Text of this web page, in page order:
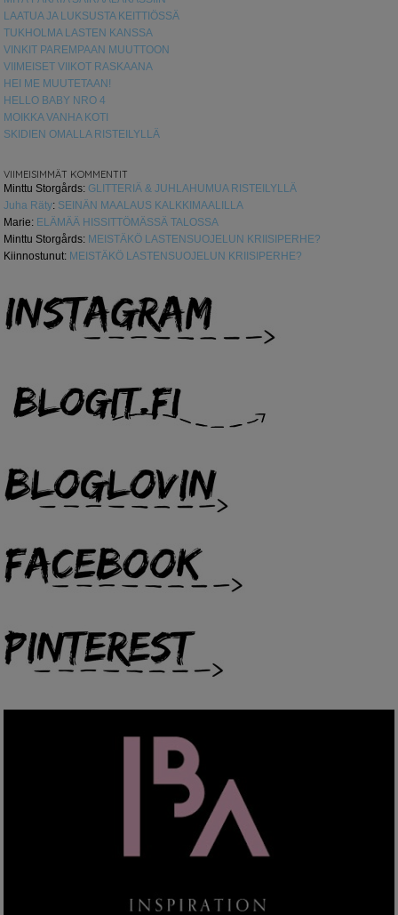
LAATUA JA LUKSUSTA KEITTIÖSSÄ
TUKHOLMA LASTEN KANSSA
VINKIT PAREMPAAN MUUTTOON
VIIMEISET VIIKOT RASKAANA
HEI ME MUUTETAAN!
HELLO BABY NRO 4
MOIKKA VANHA KOTI
SKIDIEN OMALLA RISTEILYLLÄ
VIIMEISIMMÄT KOMMENTIT
Minttu Storgårds: GLITTERIÄ & JUHLAHUMUA RISTEILYLLÄ
Juha Räty: SEINÄN MAALAUS KALKKIMAALILLA
Marie: ELÄMÄÄ HISSITTÖMÄSSÄ TALOSSA
Minttu Storgårds: MEISTÄKÖ LASTENSUOJELUN KRIISIPERHE?
Kiinnostunut: MEISTÄKÖ LASTENSUOJELUN KRIISIPERHE?